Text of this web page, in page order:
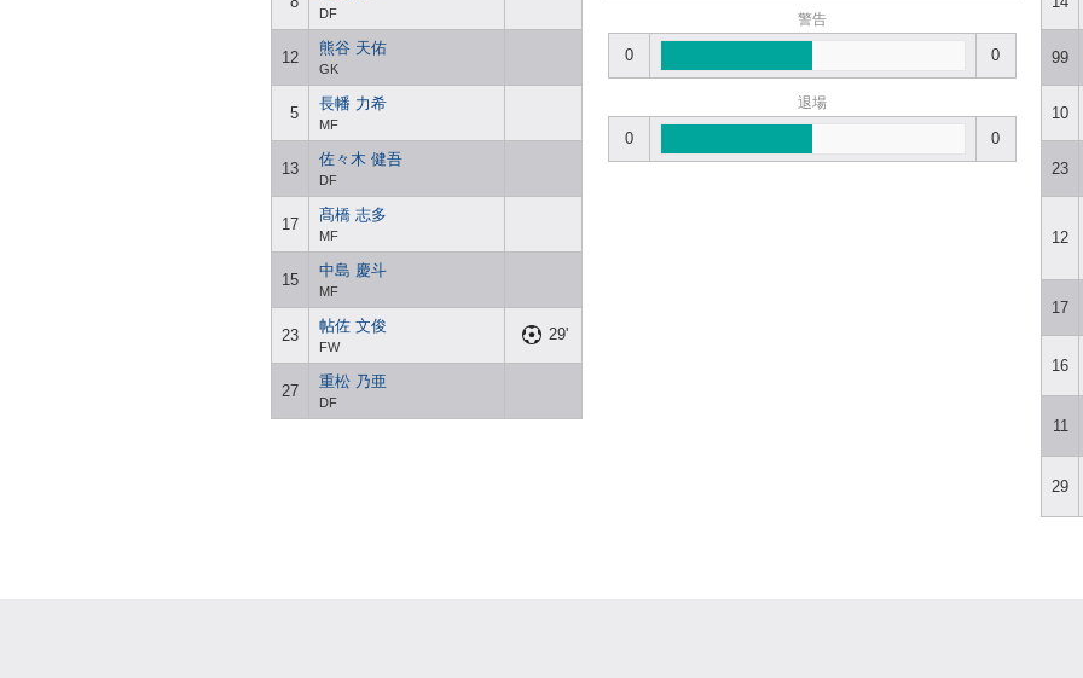
DF
12
熊谷 天佑
GK
5
長幡 力希
MF
13
佐々木 健吾
DF
17
髙橋 志多
MF
15
中島 慶斗
MF
23
帖佐 文俊
FW
29'
27
重松 乃亜
DF
99
10
23
12
17
16
11
29
警告
0 0
退場
0 0